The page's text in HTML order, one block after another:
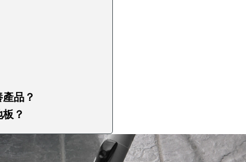
品？
？